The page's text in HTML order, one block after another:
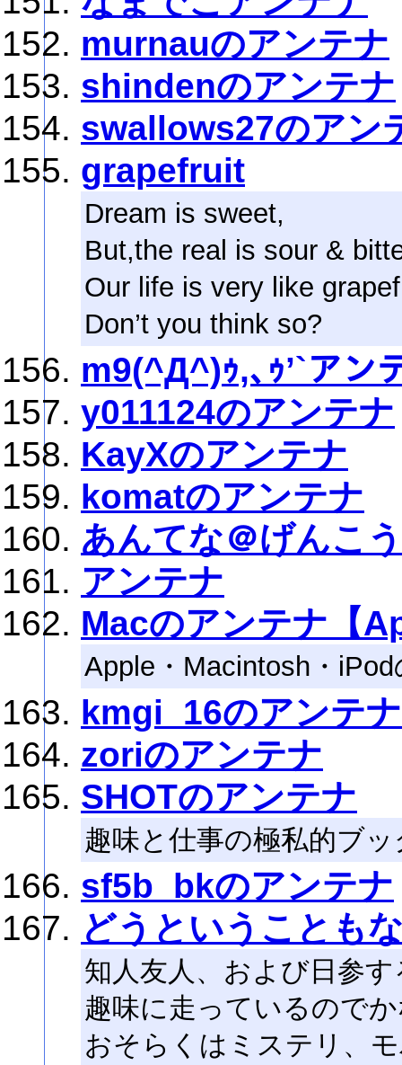
murnauのアンテナ
shindenのアンテナ
swallows27のアン
grapefruit
Dream is sweet,
But,the real is sour &
Our life is very like
Don’t you think so?
m9(^Д^)ｩ,､ｩ’`アン
y011124のアンテナ
KayXのアンテナ
komatのアンテナ
あんてな＠げんこ
アンテナ
Macのアンテナ【
Apple・Macintosh・
kmgi_16のアンテナ
zoriのアンテナ
SHOTのアンテナ
趣味と仕事の極私的ブ
sf5b_bkのアンテナ
どうということも
知人友人、および日参
趣味に走っているので
おそらくはミステリ、